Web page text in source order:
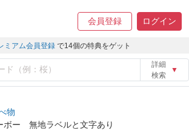
会員登録 ログイン
ミアム会員登録 で14個の特典をゲット
詳細
検索
▼
物
ボー 無地ラベルと文字あり